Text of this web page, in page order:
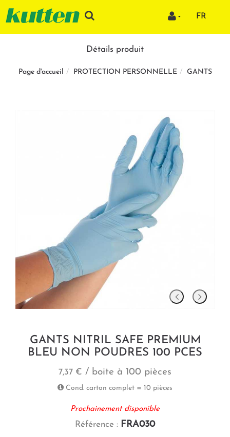
FR
Détails produit
Page d'accueil PROTECTION PERSONNELLE GANTS
GANTS NITRIL SAFE PREMIUM
BLEU NON POUDRES 100 PCES
7,37 € / boite à 100 pièces
Cond. carton complet = 10 pièces
Prochainement disponible
Référence : FRA030